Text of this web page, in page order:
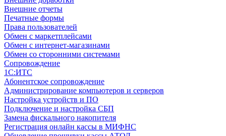
Внешние отчеты
Печатные формы
Права пользователей
Обмен с маркетплейсами
Обмен с интернет-магазинами
Обмен со сторонними системами
Сопровождение
1C:ИТС
Абонентское сопровождение
Администрирование компьютеров и серверов
Настройка устройств и ПО
Подключение и настройка СБП
Замена фискального накопителя
Регистрация онлайн кассы в МИФНС